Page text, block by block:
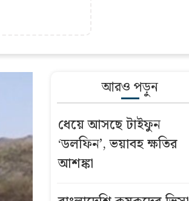
আরও পড়ুন
ধেয়ে আসছে টাইফুন
‘ডলফিন’, ভয়াবহ ক্ষতির
আশঙ্কা